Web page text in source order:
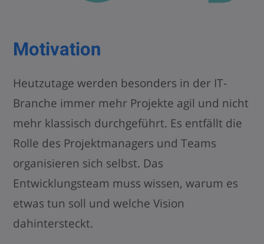
Motivation
Heutzutage werden besonders in der IT-
Branche immer mehr Projekte agil und nicht
mehr klassisch durchgeführt. Es entfällt die
Rolle des Projektmanagers und Teams
organisieren sich selbst. Das
Entwicklungsteam muss wissen, warum es
etwas tun soll und welche Vision
dahintersteckt.